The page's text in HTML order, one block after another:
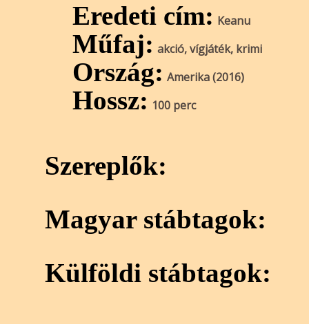
Eredeti cím: Keanu
Műfaj: akció, vígjáték, krimi
Ország: Amerika (2016)
Hossz: 100 perc
Szereplők:
Magyar stábtagok:
Külföldi stábtagok: